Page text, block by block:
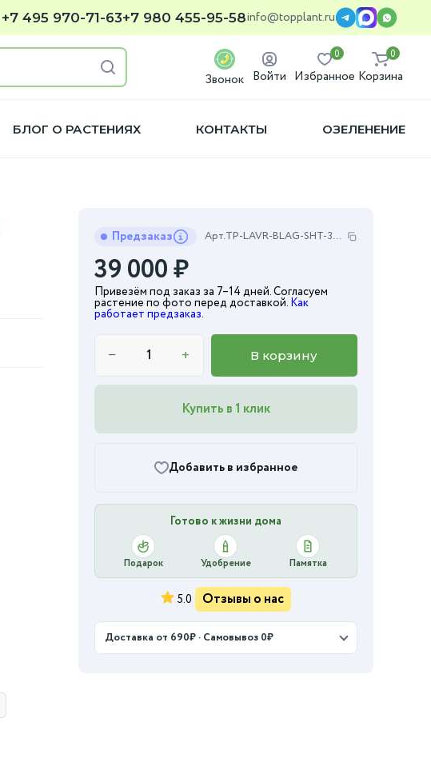
+7 495 970-71-63+7 980 455-95-58info@topplant.ru
Звонок Войти
0
Избранное
0
Корзина
БЛОГ О РАСТЕНИЯХ КОНТАКТЫ ОЗЕЛЕНЕНИЕ
Предзаказ Арт.TP-LAVR-BLAG-SHT-30-170
39 000₽
Привезём под заказ за 7–14 дней. Согласуем
растение по фото перед доставкой. Как
работает предзаказ.
− + В корзину
Купить в 1 клик
Добавить в избранное
Готово к жизни дома
Подарок Удобрение Памятка
5.0 Отзывы о нас
Доставка от 690₽ · Самовывоз 0₽